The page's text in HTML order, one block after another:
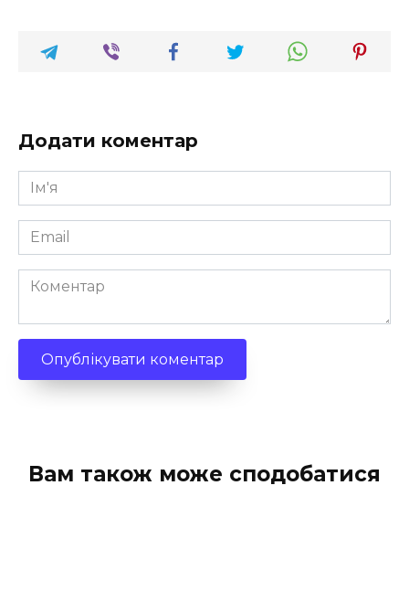
Додати коментар
Ім'я
*
Email
*
Коментар
Вам також може сподобатися